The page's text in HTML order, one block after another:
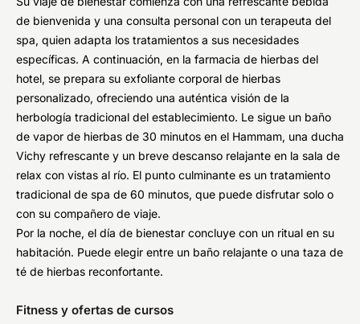
de bienvenida y una consulta personal con un terapeuta del
spa, quien adapta los tratamientos a sus necesidades
específicas. A continuación, en la farmacia de hierbas del
hotel, se prepara su exfoliante corporal de hierbas
personalizado, ofreciendo una auténtica visión de la
herbología tradicional del establecimiento. Le sigue un baño
de vapor de hierbas de 30 minutos en el Hammam, una ducha
Vichy refrescante y un breve descanso relajante en la sala de
relax con vistas al río. El punto culminante es un tratamiento
tradicional de spa de 60 minutos, que puede disfrutar solo o
con su compañero de viaje.
Por la noche, el día de bienestar concluye con un ritual en su
habitación. Puede elegir entre un baño relajante o una taza de
té de hierbas reconfortante.
Fitness y ofertas de cursos